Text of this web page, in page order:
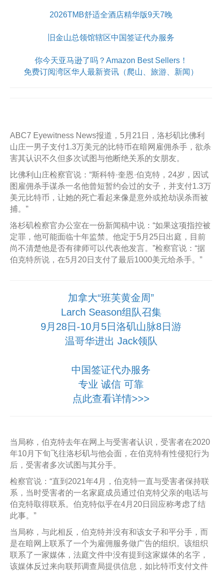
2026TMB舒适全酒店精华版9天7晚
旧金山总领馆辖区中国签证代办服务
你今天亚马逊了吗？Amazon Best Sellers！
免费订阅湾区华人最新资讯（爬山、旅游、新闻）
ABC7 Eyewitness News报道，5月21日，洛杉矶比佛利
山庄一男子支付1.3万美元的比特币在暗网雇佣杀手，欲杀
害其认识不久但多次试图与他断绝关系的女朋友。
比佛利山庄检察官说：“斯科特·奎恩·伯克特，24岁，因试
图雇佣杀手谋杀一名他曾短暂约会过的女子，并支付1.3万
美元比特币，让她的死亡看起来像是意外或抢劫误杀而被
捕。”
洛杉矶检察官办公室在一份新闻稿中说：“如果这项指控被
定罪，他可能面临十年监禁。他定于5月25日出庭，目前
尚不清楚他是否有律师可以代表他发言。”检察官说：“据
伯克特所说，在5月20日支付了最后1000美元给杀手。”
加拿大“班芙黄金周”
Larch Season组队召集
9月28日-10月5日洛矶山脉8日游
温哥华进出 Jack领队
中国签证代办服务
专业 诚信 可靠
点此查看详情>>>
当局称，伯克特去年在网上与受害者认识，受害者在2020
年10月下旬飞往洛杉矶与他会面，在伯克特有性侵犯行为
后，受害者多次试图与其分手。
检察官说：“直到2021年4月，伯克特一直与受害者保持联
系，当时受害者的一名家庭成员通过伯克特父亲的电话与
伯克特取得联系。伯克特似乎在4月20日回应称考虑了结
此事。”
当局称，与此相反，伯克特并没有和该女子和平分手，而
是在暗网上联系了一个为雇佣服务做广告的组织。该组织
联系了一家媒体，法庭文件中没有提到这家媒体的名字，
该媒体反过来向联邦调查局提供信息，如比特币支付文件